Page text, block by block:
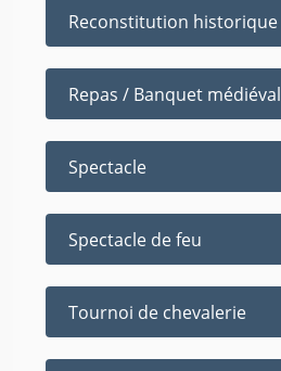
Reconstitution historique
Repas / Banquet médiéval
Spectacle
Spectacle de feu
Tournoi de chevalerie